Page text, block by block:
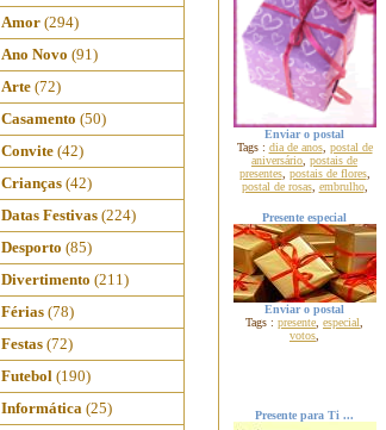
Amor (294)
Ano Novo (91)
Arte (72)
Casamento (50)
Convite (42)
Crianças (42)
Datas Festivas (224)
Desporto (85)
Divertimento (211)
Férias (78)
Festas (72)
Futebol (190)
Informática (25)
Enviar o postal
Tags : dia de anos, postal de
aniversário postais de
presentes, postais de flores,
postal de rosas, embrulho,
Presente especial
Enviar o postal
Tags : presente especial
votos
Presente para Ti ...